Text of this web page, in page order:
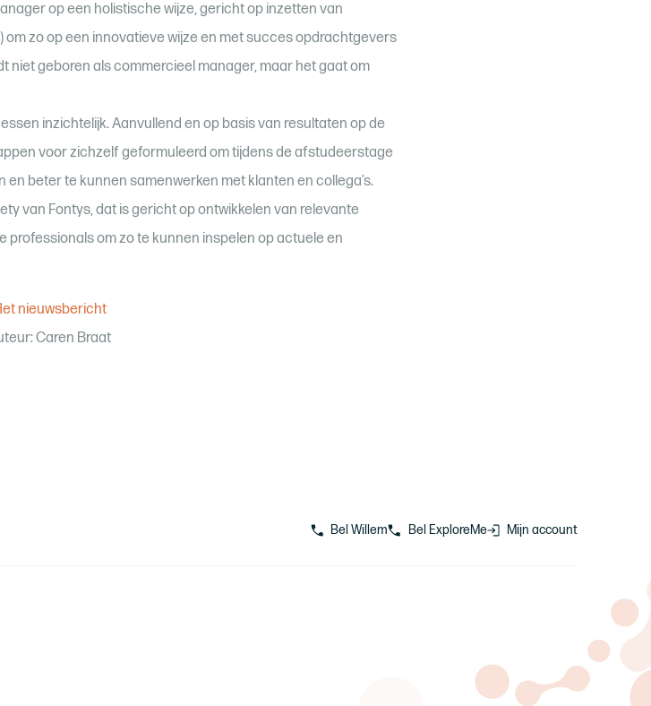
op een holistische wijze, gericht op inzetten van
om zo op een innovatieve wijze en met succes opdrachtgevers
niet geboren als commercieel manager, maar het gaat om
inzichtelijk. Aanvullend en op basis van resultaten op de
voor zichzelf geformuleerd om tijdens de afstudeerstage
beter te kunnen samenwerken met klanten en collega’s.
van Fontys, dat is gericht op ontwikkelen van relevante
om zo te kunnen inspelen op actuele en
nieuwsbericht
Caren Braat
Bel Willem Bel ExploreMe Mijn account